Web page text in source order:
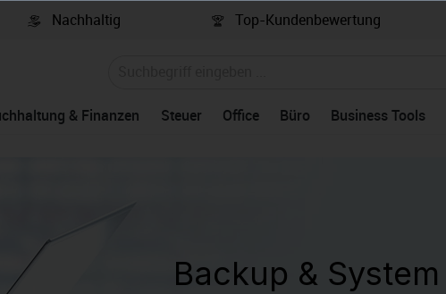
Nachhaltig Top-Kundenbewertung
& Finanzen Steuer Office Büro Business Tools
Backup & System